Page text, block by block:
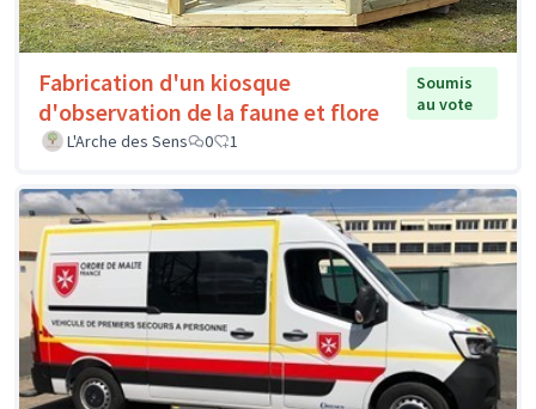
Fabrication d'un kiosque
d'observation de la faune et flore
Soumis
au vote
L'Arche des Sens
0 1